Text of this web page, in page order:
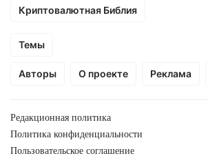
Криптовалютная Библия
Темы
Авторы О проекте Реклама
Редакционная политика
Политика конфиденциальности
Пользовательское соглашение